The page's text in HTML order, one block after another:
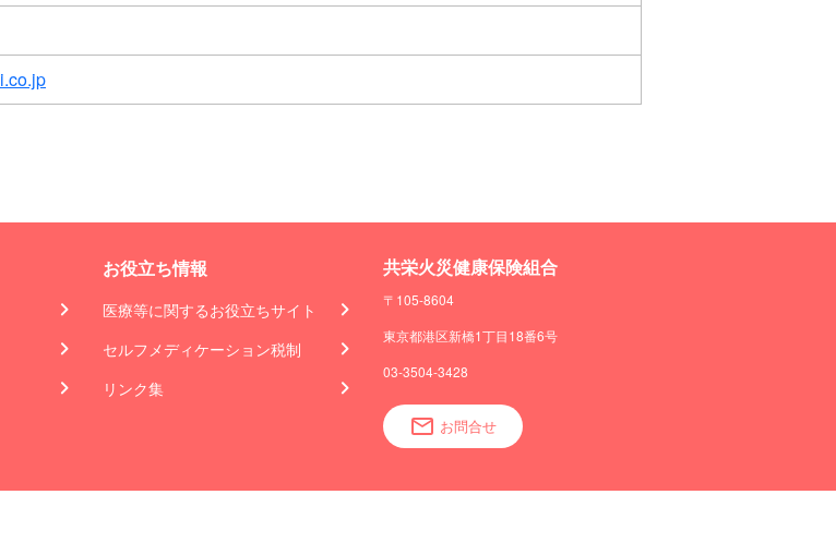
お役立ち情報
医療等に関するお役立ちサイト
セルフメディケーション税制
リンク集
共栄火災健康保険組合
〒105-8604
東京都港区新橋1丁目18番6号
03-3504-3428
お問合せ